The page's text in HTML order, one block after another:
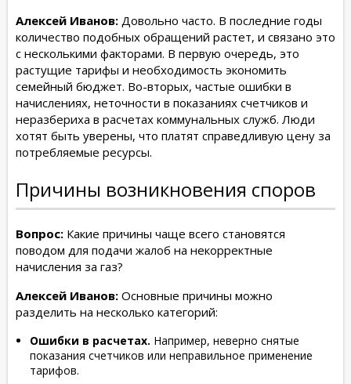
Алексей Иванов: Довольно часто. В последние годы
количество подобных обращений растет, и связано это
с несколькими факторами. В первую очередь, это
растущие тарифы и необходимость экономить
семейный бюджет. Во-вторых, частые ошибки в
начислениях, неточности в показаниях счетчиков и
неразбериха в расчетах коммунальных служб. Люди
хотят быть уверены, что платят справедливую цену за
потребляемые ресурсы.
Причины возникновения споров
Вопрос: Какие причины чаще всего становятся
поводом для подачи жалоб на некорректные
начисления за газ?
Алексей Иванов: Основные причины можно
разделить на несколько категорий:
Ошибки в расчетах. Например, неверно снятые
показания счетчиков или неправильное применение
тарифов.